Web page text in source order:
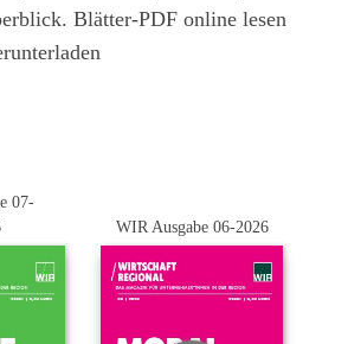
Blätter-PDF online lesen
07-
WIR Ausgabe 06-2026